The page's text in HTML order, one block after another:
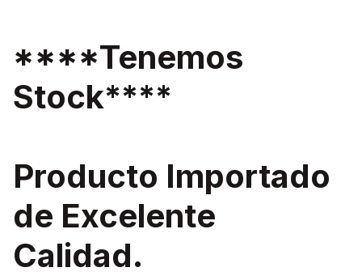
****Tenemos
Stock****
Producto Importado
de Excelente
Calidad.